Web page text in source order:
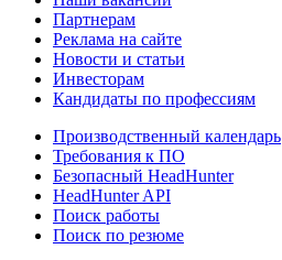
Партнерам
Реклама на сайте
Новости и статьи
Инвесторам
Кандидаты по профессиям
Производственный календарь
Требования к ПО
Безопасный HeadHunter
HeadHunter API
Поиск работы
Поиск по резюме